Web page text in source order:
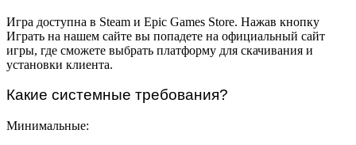
Игра доступна в Steam и Epic Games Store. Нажав кнопку
Играть на нашем сайте вы попадете на официальный сайт
игры, где сможете выбрать платформу для скачивания и
установки клиента.
Какие системные требования?
Минимальные: